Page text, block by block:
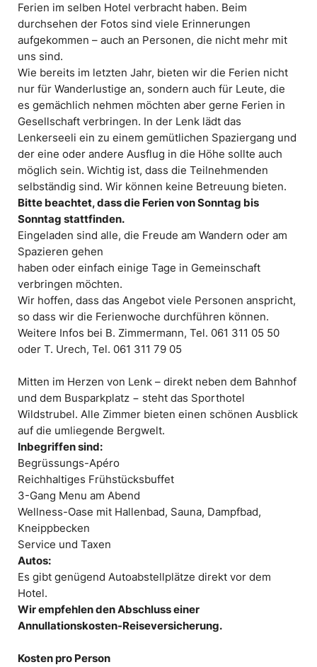
Ferien im selben Hotel verbracht haben. Beim
durchsehen der Fotos sind viele Erinnerungen
aufgekommen – auch an Personen, die nicht mehr mit
uns sind.
Wie bereits im letzten Jahr, bieten wir die Ferien nicht
nur für Wanderlustige an, sondern auch für Leute, die
es gemächlich nehmen möchten aber gerne Ferien in
Gesellschaft verbringen. In der Lenk lädt das
Lenkerseeli ein zu einem gemütlichen Spaziergang und
der eine oder andere Ausflug in die Höhe sollte auch
möglich sein. Wichtig ist, dass die Teilnehmenden
selbständig sind. Wir können keine Betreuung bieten.
Bitte beachtet, dass die Ferien von Sonntag bis
Sonntag stattfinden.
Eingeladen sind alle, die Freude am Wandern oder am
Spazieren gehen
haben oder einfach einige Tage in Gemeinschaft
verbringen möchten.
Wir hoffen, dass das Angebot viele Personen anspricht,
so dass wir die Ferienwoche durchführen können.
Weitere Infos bei B. Zimmermann, Tel. 061 311 05 50
oder T. Urech, Tel. 061 311 79 05
Mitten im Herzen von Lenk – direkt neben dem Bahnhof
und dem Busparkplatz − steht das Sporthotel
Wildstrubel. Alle Zimmer bieten einen schönen Ausblick
auf die umliegende Bergwelt.
Inbegriffen sind:
Begrüssungs-Apéro
Reichhaltiges Frühstücksbuffet
3-Gang Menu am Abend
Wellness-Oase mit Hallenbad, Sauna, Dampfbad,
Kneippbecken
Service und Taxen
Autos:
Es gibt genügend Autoabstellplätze direkt vor dem
Hotel.
Wir empfehlen den Abschluss einer
Annullationskosten-Reiseversicherung.
Kosten pro Person